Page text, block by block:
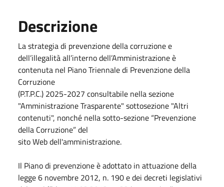
Descrizione
La strategia di prevenzione della corruzione e
dell’illegalità all’interno dell’Amministrazione è
contenuta nel Piano Triennale di Prevenzione della
Corruzione
(P.T.P.C.) 2025-2027 consultabile nella sezione
"Amministrazione Trasparente" sottosezione "Altri
contenuti", nonché nella sotto-sezione “Prevenzione
della Corruzione” del
sito Web dell'amministrazione.
Il Piano di prevenzione è adottato in attuazione della
legge 6 novembre 2012, n. 190 e dei decreti legislativi